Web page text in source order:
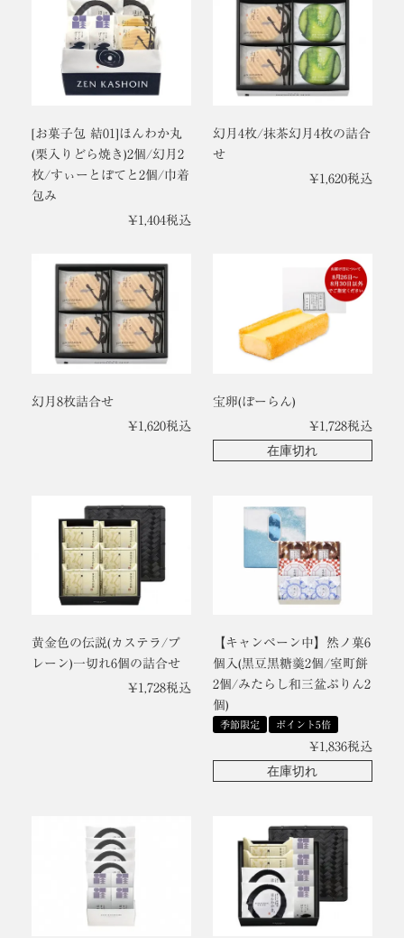
[お菓子包 結01]ほんわか丸
(栗入りどら焼き)2個/幻月2
枚/すぃーとぽてと2個/巾着
包み
¥1,404税込
幻月4枚/抹茶幻月4枚の詰合
せ
¥1,620税込
幻月8枚詰合せ
¥1,620税込
宝卵(ぽーらん)
¥1,728税込
在庫切れ
黄金色の伝説(カステラ/プ
レーン)一切れ6個の詰合せ
¥1,728税込
【キャンペーン中】然ノ菓6
個入(黒豆黒糖羹2個/室町餅
2個/みたらし和三盆ぷりん2
個)
季節限定 ポイント5倍
¥1,836税込
在庫切れ